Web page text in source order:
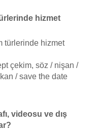
hizmet
türlerinde hizmet
çekim, söz / nişan /
/ save the date
videosu ve dış